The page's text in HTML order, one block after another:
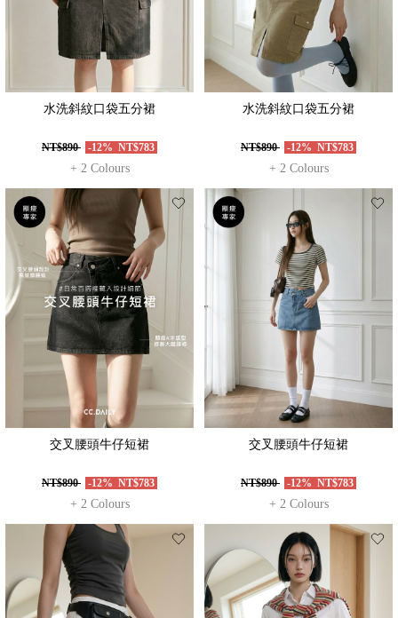
水洗斜紋口袋五分裙
NT$890 -12% NT$783
+ 2 Colours
水洗斜紋口袋五分裙
NT$890 -12% NT$783
+ 2 Colours
交叉腰頭牛仔短裙
NT$890 -12% NT$783
+ 2 Colours
交叉腰頭牛仔短裙
NT$890 -12% NT$783
+ 2 Colours